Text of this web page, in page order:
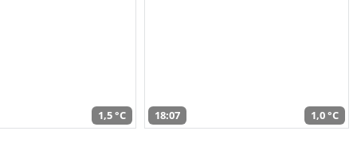
1,5 °C 18:07 1,0 °C